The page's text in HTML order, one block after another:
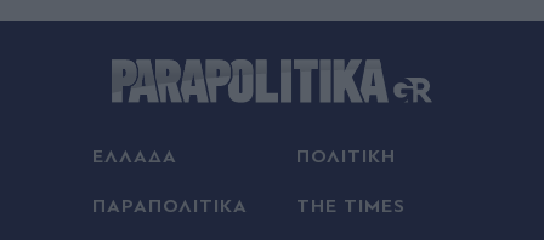
ΕΛΛΑΔΑ ΠΟΛΙΤΙΚΗ
ΠΑΡΑΠΟΛΙΤΙΚΑ THE TIMES